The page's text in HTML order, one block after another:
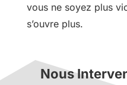
vous ne soyez plus
s’ouvre plus.
Nous